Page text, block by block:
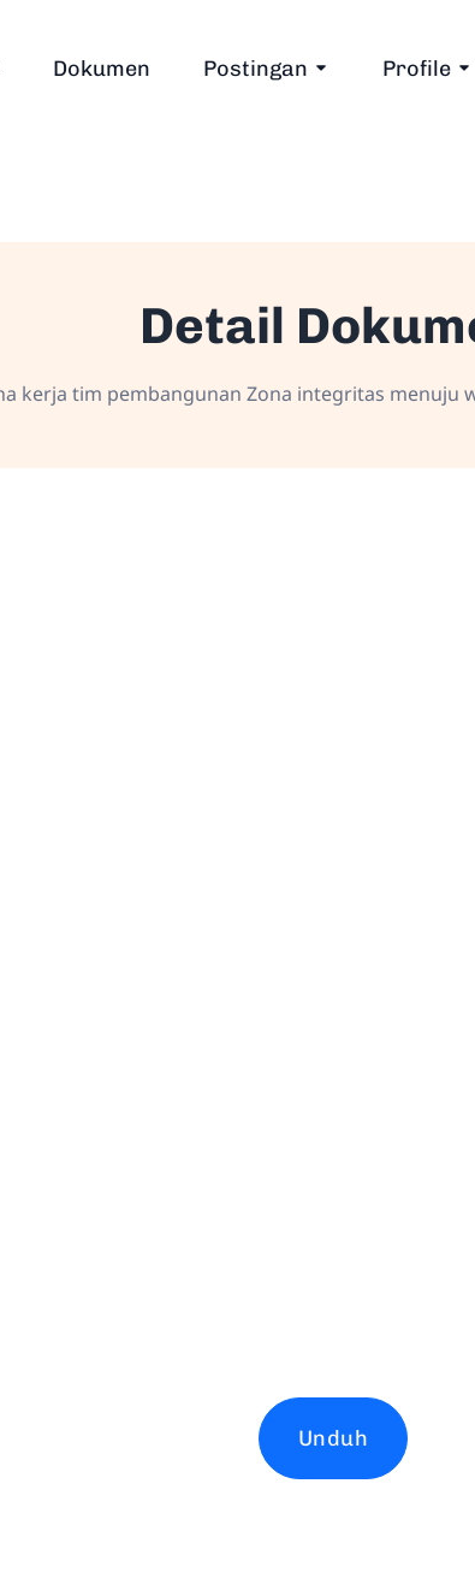
Dokumen Postingan Profile
Detail
kerja tim pembangunan Zona integritas
Unduh